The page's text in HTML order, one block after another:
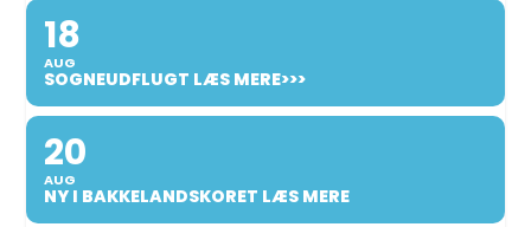
18
AUG
SOGNEUDFLUGT LÆS MERE>>>
20
AUG
NY I BAKKELANDSKORET LÆS MERE